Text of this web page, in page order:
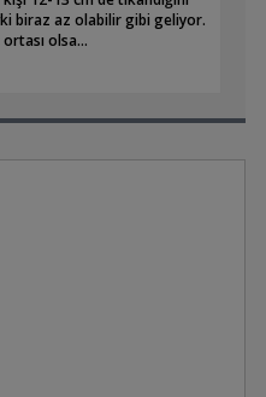
biraz az olabilir gibi geliyor.
olsa...